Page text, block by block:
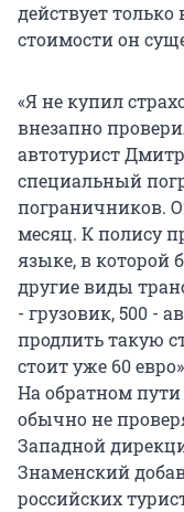
действует
стоимости он
«Я не купил
внезапно
автотурист
специальный
пограничников.
месяц. К полису
языке, в которой
другие виды
- грузовик, 500 -
продлить такую
стоит уже 60
На обратном
обычно не
Западной
Знаменский
российских